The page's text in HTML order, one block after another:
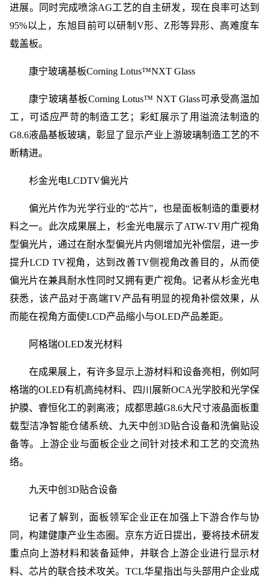
进展。同时完成喷涂AG工艺的自主研发，现在良率可达到
95%以上，东旭目前可以研制V形、Z形等异形、高难度车
载盖板。
康宁玻璃基板Corning Lotus™NXT Glass
康宁玻璃基板Corning Lotus™ NXT Glass可承受高温加
工，可适应严苛的制造工艺；彩虹展示了用溢流法制造的
G8.6液晶基板玻璃，彰显了显示产业上游玻璃制造工艺的不
断精进。
杉金光电LCDTV偏光片
偏光片作为光学行业的“芯片”，也是面板制造的重要材
料之一。此次成果展上，杉金光电展示了ATW-TV用广视角
型偏光片，通过在耐水型偏光片内侧增加光补偿层，进一步
提升LCD TV视角，达到改善TV侧视角改善目的，从而使
偏光片在兼具耐水性同时又拥有更广视角。记者从杉金光电
获悉，该产品对于高端TV产品有明显的视角补偿效果，从
而能在视角方面使LCD产品缩小与OLED产品差距。
阿格瑞OLED发光材料
在成果展上，有许多显示上游材料和设备亮相，例如阿
格瑞的OLED有机高纯材料、四川展新OCA光学胶和光学保
护膜、睿恒化工的剥离液；成都思越G8.6大尺寸液晶面板重
载型洁净智能仓储系统、九天中创3D贴合设备和洗偏贴设
备等。上游企业与面板企业之间针对技术和工艺的交流热
络。
九天中创3D贴合设备
记者了解到，面板领军企业正在加强上下游合作与协
同，构建健康产业生态圈。京东方近日提出，要将技术研发
重点向上游材料和装备延伸，并联合上游企业进行显示材
料、芯片的联合技术攻关。TCL华星指出与头部用户企业成